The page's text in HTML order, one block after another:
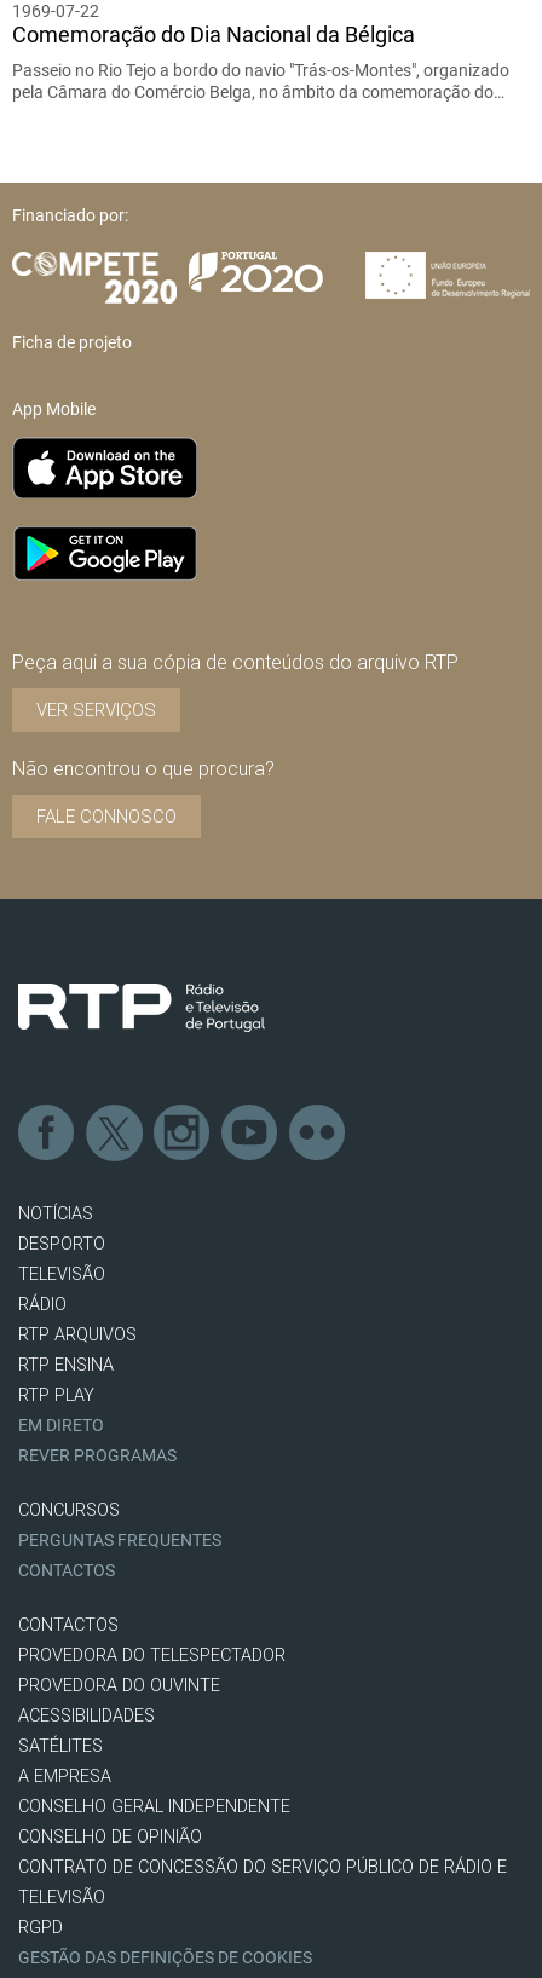
1969-07-22
Comemoração do Dia Nacional da Bélgica
Passeio no Rio Tejo a bordo do navio "Trás-os-Montes", organizado
pela Câmara do Comércio Belga, no âmbito da comemoração do…
Financiado por:
Ficha de projeto
App Mobile
Peça aqui a sua cópia de conteúdos do arquivo RTP
VER SERVIÇOS
Não encontrou o que procura?
FALE CONNOSCO
NOTÍCIAS
DESPORTO
TELEVISÃO
RÁDIO
RTP ARQUIVOS
RTP ENSINA
RTP PLAY
EM DIRETO
REVER PROGRAMAS
CONCURSOS
PERGUNTAS FREQUENTES
CONTACTOS
CONTACTOS
PROVEDORA DO TELESPECTADOR
PROVEDORA DO OUVINTE
ACESSIBILIDADES
SATÉLITES
A EMPRESA
CONSELHO GERAL INDEPENDENTE
CONSELHO DE OPINIÃO
CONTRATO DE CONCESSÃO DO SERVIÇO PÚBLICO DE RÁDIO E
TELEVISÃO
RGPD
GESTÃO DAS DEFINIÇÕES DE COOKIES